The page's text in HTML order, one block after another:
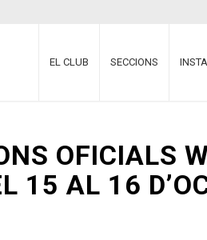
EL CLUB SECCIONS
OFICIALS
15 AL 16